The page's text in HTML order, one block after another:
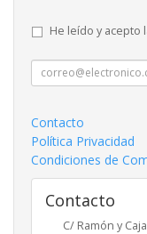
He leído y acepto
Contacto
Política Privacidad
Condiciones de
Contacto
C/ Ramón y